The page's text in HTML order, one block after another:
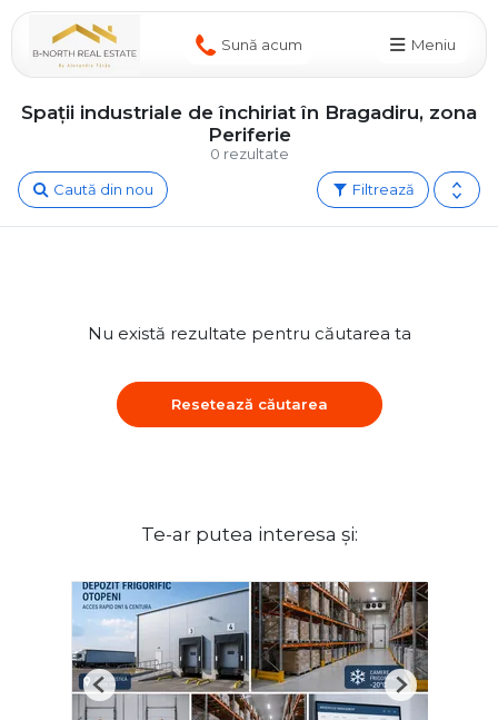
Sună acum Meniu
0 rezultate
Spații industriale de închiriat în Bragadiru, zona
Periferie
Filtrează
Caută din nou
Nu există rezultate pentru căutarea ta
Resetează căutarea
Te-ar putea interesa și:
Previous Next